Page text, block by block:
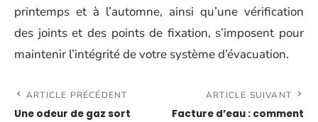
printemps et à l’automne, ainsi qu’une vérification
des joints et des points de fixation, s’imposent pour
maintenir l’intégrité de votre système d’évacuation.
ARTICLE PRÉCÉDENT
Une odeur de gaz sort
ARTICLE SUIVANT
Facture d’eau : comment